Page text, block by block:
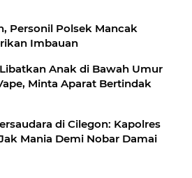
Personil Polsek Mancak
Imbauan
Anak di Bawah Umur
Minta Aparat Bertindak
di Cilegon: Kapolres
Mania Demi Nobar Damai